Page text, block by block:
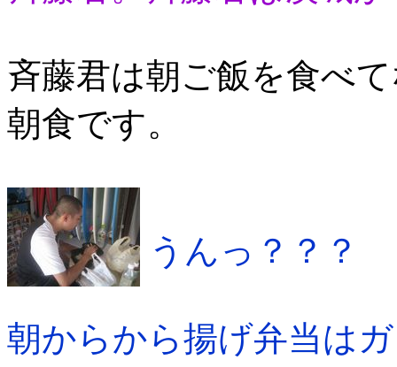
斉藤君は朝ご飯を食べ
朝食です。
うんっ？？？
朝からから揚げ弁当は